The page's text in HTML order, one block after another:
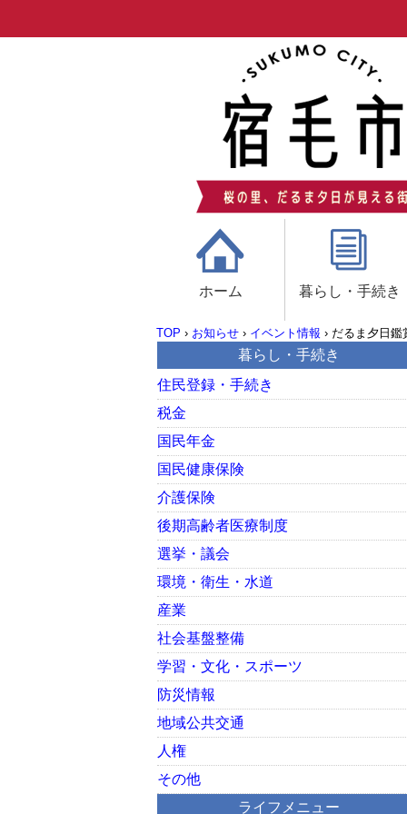
ホーム 暮らし・手続き
TOP › お知らせ › イベント情報 › だるま夕日鑑
暮らし・手続き
住民登録・手続き
税金
国民年金
国民健康保険
介護保険
後期高齢者医療制度
選挙・議会
環境・衛生・水道
産業
社会基盤整備
学習・文化・スポーツ
防災情報
地域公共交通
人権
その他
ライフメニュー